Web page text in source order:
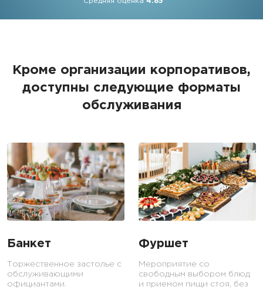
Кроме организации корпоративов,
доступны следующие форматы
обслуживания
Банкет
Торжественное застолье с
обслуживающими
официантами.
Фуршет
Мероприятие со
свободным выбором блюд
и приемом пищи стоя, без